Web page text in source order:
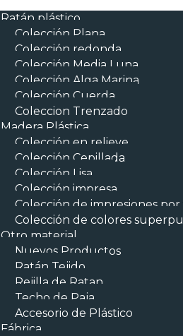
Ratán plástico
Colección Plana
Colección redonda
Colección Media Luna
Colección Alga Marina
Colección Cuerda
Coleccion Trenzado
Madera Plástica
Colección en relieve
Colección Cepillada
Colección Lisa
Colección impresa
Colección de impresiones
Colección de colores
Otro material
Nuevos Productos
Ratán Tejido
Rejilla de Ratan
Techo de Paja
Accesorio de Plástico
Fábrica